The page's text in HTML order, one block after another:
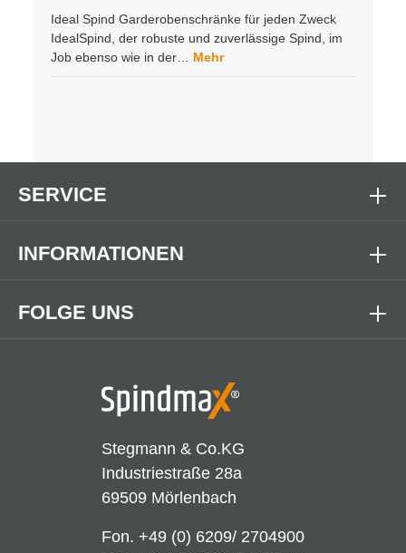
Ideal Spind Garderobenschränke für jeden Zweck
IdealSpind, der robuste und zuverlässige Spind, im
Job ebenso wie in der… Mehr
Stegmann & Co.KG
Industriestraße 28a
69509 Mörlenbach
Fon. +49 (0) 6209/ 2704900
FOLGE UNS
SERVICE
INFORMATIONEN